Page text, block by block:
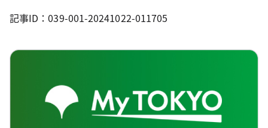
記事ID：039-001-20241022-011705